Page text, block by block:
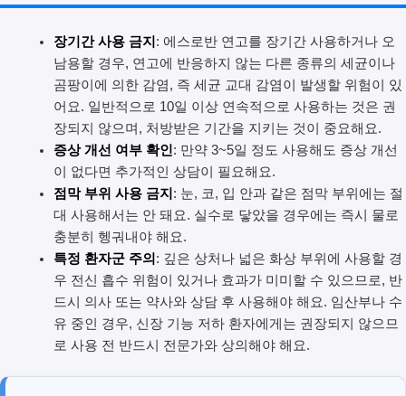
장기간 사용 금지 : 에스로반 연고를 장기간 사용하거나 오
남용할 경우, 연고에 반응하지 않는 다른 종류의 세균이나
곰팡이에 의한 감염, 즉 세균 교대 감염이 발생할 위험이 있
어요. 일반적으로 10일 이상 연속적으로 사용하는 것은 권
장되지 않으며, 처방받은 기간을 지키는 것이 중요해요.
증상 개선 여부 확인: 만약 3~5일 정도 사용해도 증상 개선
이 없다면 추가적인 상담이 필요해요.
점막 부위 사용 금지 : 눈, 코, 입 안과 같은 점막 부위에는 절
대 사용해서는 안 돼요. 실수로 닿았을 경우에는 즉시 물로
충분히 헹궈내야 해요.
특정 환자군 주의 : 깊은 상처나 넓은 화상 부위에 사용할 경
우 전신 흡수 위험이 있거나 효과가 미미할 수 있으므로, 반
드시 의사 또는 약사와 상담 후 사용해야 해요. 임산부나 수
유 중인 경우, 신장 기능 저하 환자에게는 권장되지 않으므
로 사용 전 반드시 전문가와 상의해야 해요.